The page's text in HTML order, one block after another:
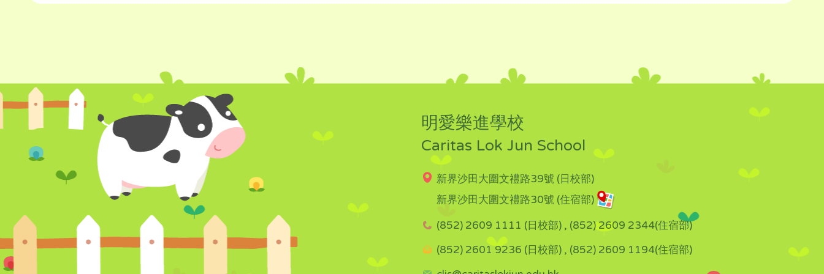
明愛樂進學校
Caritas Lok Jun School
新界沙田大圍文禮路39號 (日校部)
新界沙田大圍文禮路30號 (住宿部)
(852) 2609 1111 (日校部) , (852) 2609 2344(住宿部)
(852) 2601 9236 (日校部) , (852) 2609 1194(住宿部)